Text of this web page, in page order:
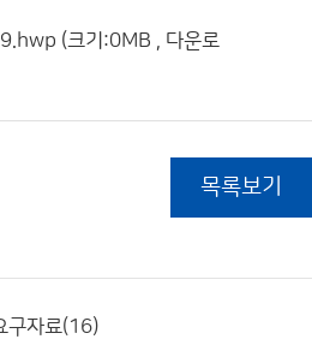
(크기:0MB , 다운로
목록보기
구자료(16)